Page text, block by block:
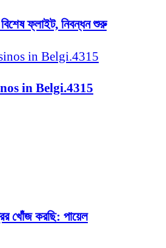
ফ্লাইট, নিবন্ধন শুরু
in Belgi.4315
খোঁজ করছি: পায়েল